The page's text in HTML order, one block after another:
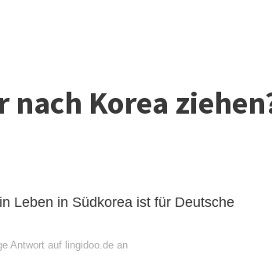
nach Korea
Leben in Südkorea ist für Deutsche
Antwort auf lingidoo.de an